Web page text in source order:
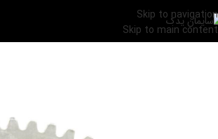
Skip to navigation
Skip to main content